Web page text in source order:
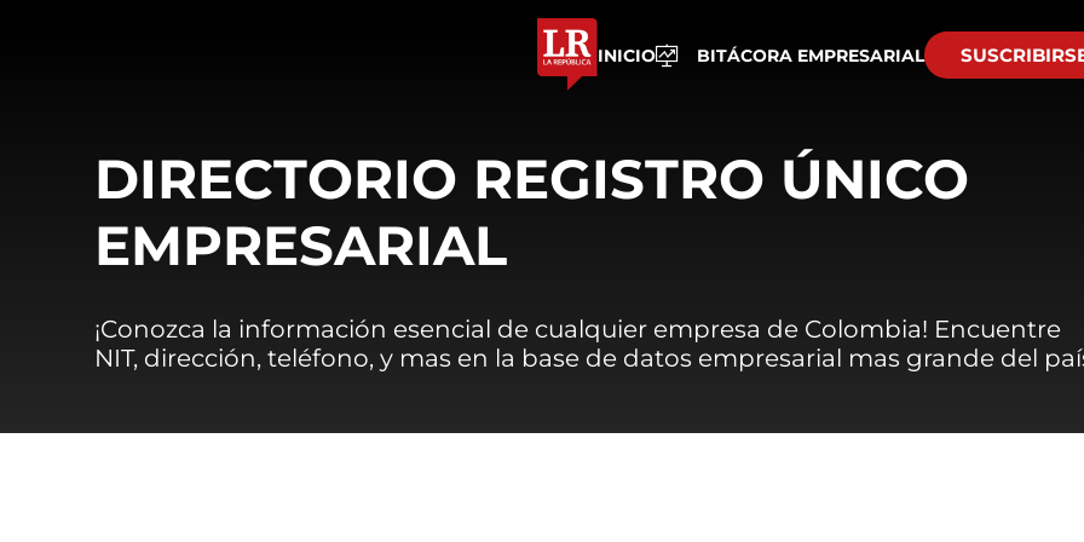
INICIO BITÁCORA EMPRESARIAL
DIRECTORIO REGISTRO ÚNICO
EMPRESARIAL
¡Conozca la información esencial de cualquier empresa de Colombia! Encuentre
NIT, dirección, teléfono, y mas en la base de datos empresarial mas grande del